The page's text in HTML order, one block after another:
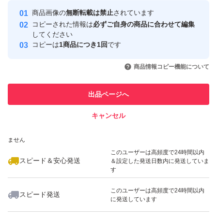
その点ご了承の方のみご購入くださいませ。
商品到着後、何か問題やご不明点などございましたら、画
像2枚目にあるQRコードから芋問屋大金公式LINEにお気
軽にお問い合わせください。
式LINEで承っております。
＊フリマアプリではコメント通知が流れて行ってしまうた
めお返事漏れが多発します。
安心取引出品者
心・安全なユーザーです
取引実績
引を完了させた実績があります
での取引実績があります
ません
スピード＆安心発送
このユーザーは高頻度で24時間以内
＆設定した発送日数内に発送していま
す
スピード発送
このユーザーは高頻度で24時間以内
に発送しています
商品画像の無断転載は禁止されています
コピーされた情報は必ずご自身の商品に合わせて編集
してください
コピーは1商品につき1回です
商品情報コピー機能について
出品ページへ
キャンセル
いいね！
2,370